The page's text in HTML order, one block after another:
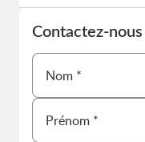
Contactez-nous